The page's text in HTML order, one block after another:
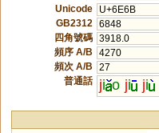
Unicode
U+6E6B
GB2312
6848
四角號碼 3918.0
頻序 A/B
4270
頻次 A/B
27
普通話
ji o ji ji